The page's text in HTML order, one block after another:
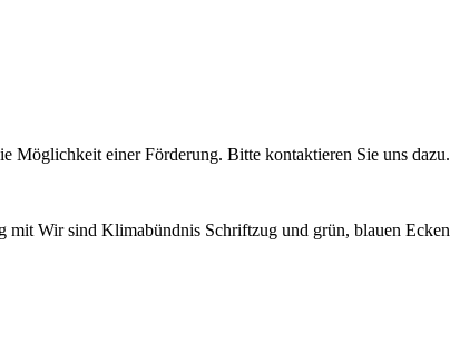
Möglichkeit einer Förderung. Bitte kontaktieren Sie uns dazu.